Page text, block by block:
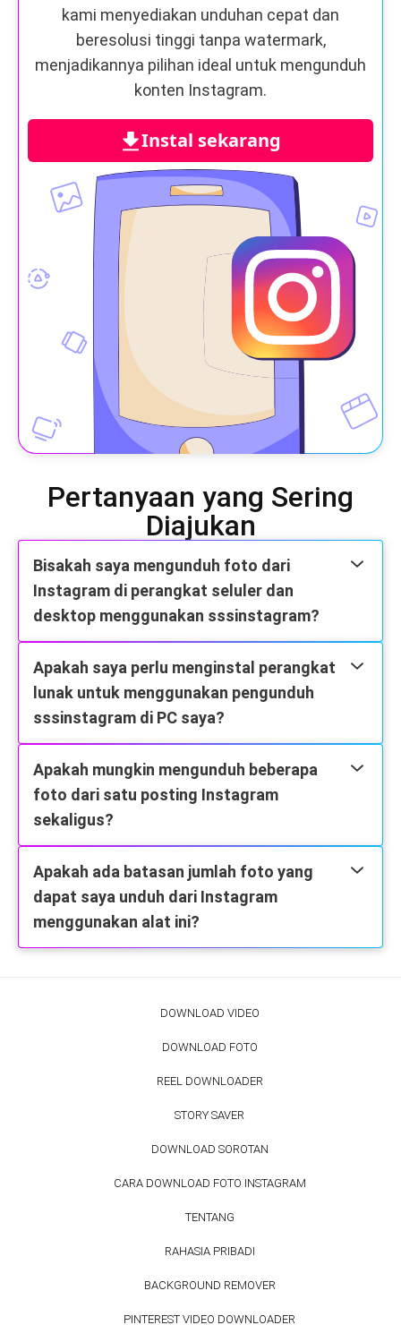
kami menyediakan unduhan cepat dan
beresolusi tinggi tanpa watermark,
menjadikannya pilihan ideal untuk mengunduh
konten Instagram.
Instal sekarang
Pertanyaan yang Sering
Diajukan
Bisakah saya mengunduh foto dari
Instagram di perangkat seluler dan
desktop menggunakan sssinstagram?
Apakah saya perlu menginstal perangkat
lunak untuk menggunakan pengunduh
sssinstagram di PC saya?
Apakah mungkin mengunduh beberapa
foto dari satu posting Instagram
sekaligus?
Apakah ada batasan jumlah foto yang
dapat saya unduh dari Instagram
menggunakan alat ini?
DOWNLOAD VIDEO
DOWNLOAD FOTO
REEL DOWNLOADER
STORY SAVER
DOWNLOAD SOROTAN
CARA DOWNLOAD FOTO INSTAGRAM
TENTANG
RAHASIA PRIBADI
BACKGROUND REMOVER
PINTEREST VIDEO DOWNLOADER